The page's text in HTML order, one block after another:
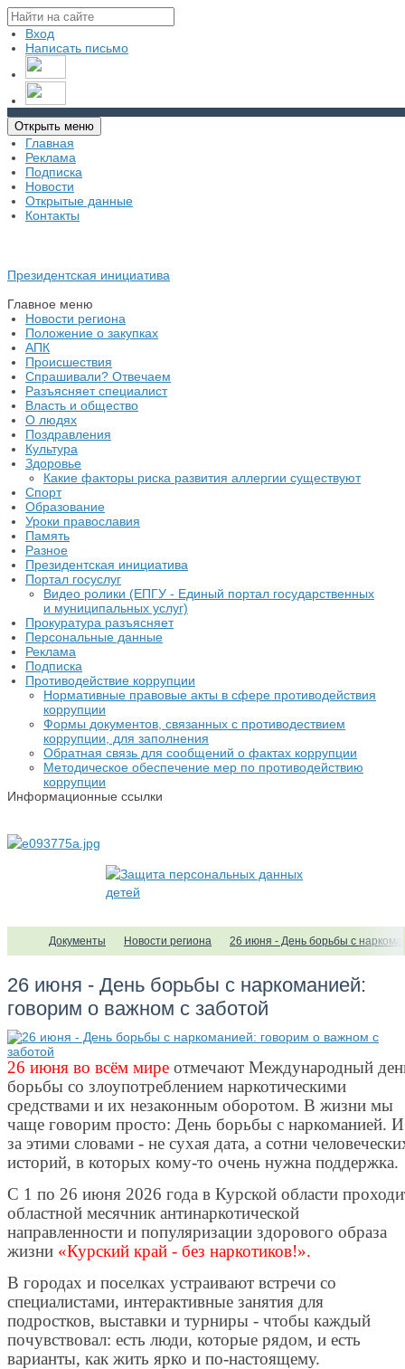
Вход
Написать письмо
Открыть меню
Главная
Реклама
Подписка
Новости
Открытые данные
Контакты
Президентская инициатива
Главное меню
Новости региона
Положение о закупках
АПК
Происшествия
Спрашивали? Отвечаем
Разъясняет специалист
Власть и общество
О людях
Поздравления
Культура
Здоровье
Какие факторы риска развития аллергии существуют
Спорт
Образование
Уроки православия
Память
Разное
Президентская инициатива
Портал госуслуг
Видео ролики (ЕПГУ - Единый портал государственных
и муниципальных услуг)
Прокуратура разъясняет
Персональные данные
Реклама
Подписка
Противодействие коррупции
Нормативные правовые акты в сфере противодействия
коррупции
Формы документов, связанных с противодествием
коррупции, для заполнения
Обратная связь для сообщений о фактах коррупции
Методическое обеспечение мер по противодействию
коррупции
Информационные ссылки
Документы Новости региона 26 июня - День борьбы с
26 июня - День борьбы с наркоманией:
говорим о важном с заботой
26 июня во всём мире отмечают Международный
борьбы со злоупотреблением наркотическими
средствами и их незаконным оборотом. В жизни мы
чаще говорим просто: День борьбы с наркоманией. И
за этими словами - не сухая дата, а сотни
историй, в которых кому‑то очень нужна поддержка.
С 1 по 26 июня 2026 года в Курской области
областной месячник антинаркотической
направленности и популяризации здорового образа
жизни «Курский край - без наркотиков!».
В городах и поселках устраивают встречи со
специалистами, интерактивные занятия для
подростков, выставки и турниры - чтобы каждый
почувствовал: есть люди, которые рядом, и есть
варианты, как жить ярко и по‑настоящему.